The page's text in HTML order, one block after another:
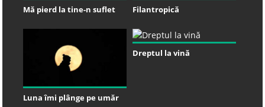
Mă pierd la tine-n suflet Filantropică
Luna îmi plânge pe umăr
Dreptul la vină